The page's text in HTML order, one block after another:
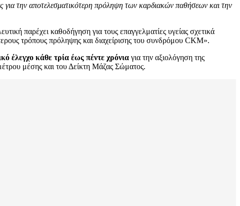
για την αποτελεσματικότερη πρόληψη των καρδιακών παθήσεων και την
παρέχει καθοδήγηση για τους επαγγελματίες υγείας σχετικά
τρόπους πρόληψης και διαχείρισης του συνδρόμου CKM».
έλεγχο κάθε τρία έως πέντε χρόνια για την αξιολόγηση της
μέσης και του Δείκτη Μάζας Σώματος.